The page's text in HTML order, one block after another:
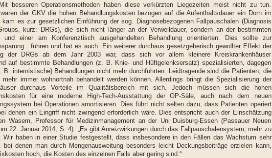
besseren Operationsmethoden haben diese verkürzten Liegezeiten meist nicht zu tun.
der GKV die hohen Behandlungskosten bezogen auf die Aufenthaltsdauer ein Dorn im
kam es zur gesetzlichen Einführung der sog. Diagnosebezogenen Fallpauschalen (Diagnosis
kurz: DRGs), die sich nicht länger an der Verweildauer, sondern an der bestimmten
und einer am Konferenztisch ausgehandelten Behandlung orientierten. Dies sollte zur
führen und hat es auch. Ein weiterer durchaus gesetzgeberisch gewollter Effekt der
der DRGs ab dem Jahr 2003 war, dass sich vor allem kleinere Kreiskrankenhäuser
auf bestimmte Behandlungen (z. B. Knie- und Hüftgelenksersatz) spezialisierten, dagegen
B. internistische) Behandlungen nicht mehr durchführten. Leidtragende sind die Patienten, die
mehr immer wohnortnah behandelt werden können. Allerdings bringt die Spezialisierung der
durchaus Vorteile im Qualitätsbereich mit sich. Jedoch müssen sich die hohen
für eine moderne High-Tech-Ausstattung der OP-Säle, auch nach dem neuen
bei Operationen amortisieren. Dies führt nicht selten dazu, dass Patienten operiert
denen ein Eingriff nicht zwingend erforderlich wäre. Dies entspricht auch der Einschätzung
Wasem, Professor für Medizinmanagement an der Uni Duisburg-Essen (Passauer Neuen
22. Januar 2014, S. 4): „Es gibt Anreizwirkungen durch das Fallpauschalensystem, mehr zu
Wir haben in einer Studie festgestellt, dass insbesondere in den Fällen das Wachstum sehr
bei denen man durch Mengenausweitung besonders leicht Deckungsbeiträge erzielen kann,
hoch, die Kosten des einzelnen Falls aber gering sind.“